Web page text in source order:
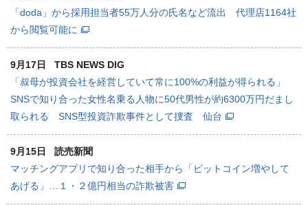
「doda」から採用担当者55万人分の氏名など流出 代理店1164社
から閲覧可能に
9月17日
TBS NEWS DIG
「叔母が投資会社を経営していて常に100%の利益が得られる」
SNSで知り合った女性名乗る人物に50代男性が約6300万円だまし
取られる SNS型投資詐欺事件として捜査 仙台
9月15日
読売新聞
マッチングアプリで知り合った相手から「ビットコイン増やして
あげる」…１・２億円相当の詐欺被害